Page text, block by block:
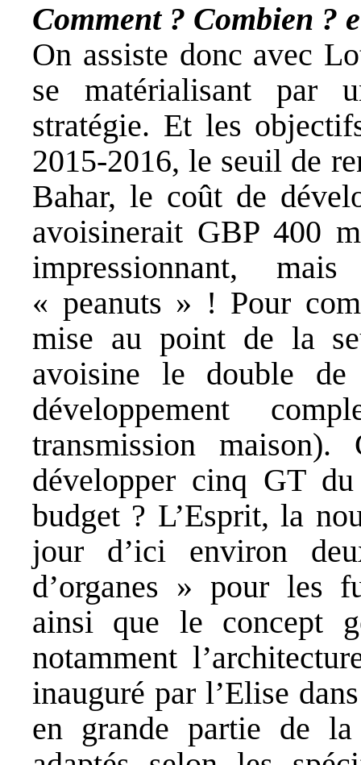
Comment ? Combien ?
On assiste donc avec
se matérialisant par
stratégie. Et les
2015-2016, le seuil de
Bahar, le coût de
avoisinerait GBP 400
impressionnant,
« peanuts » ! Pour
mise au point de la
avoisine le double
développement
transmission
développer cinq GT
budget ? L’Esprit, la
jour d’ici environ
d’organes » pour les
ainsi que le concept
notamment
inauguré par l’Elise
en grande partie de